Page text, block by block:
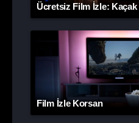
Ücretsiz Film İzle: Kaçak
Film İzle Korsan